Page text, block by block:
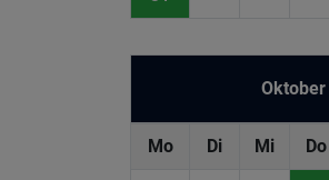
Mo Di Mi Do